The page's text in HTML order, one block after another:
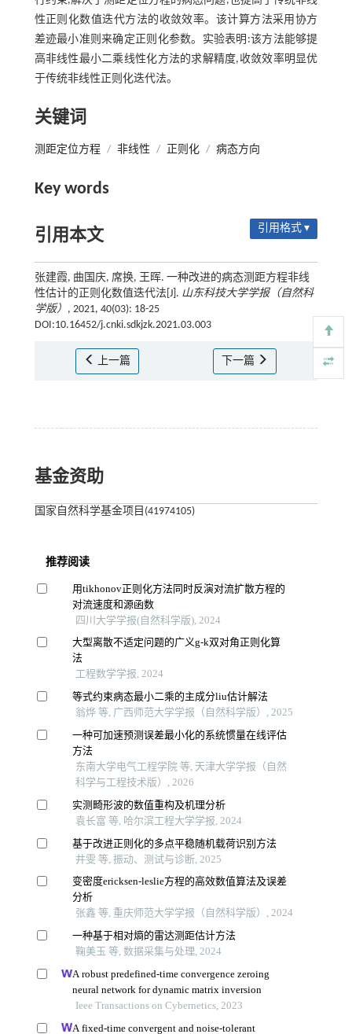
性正则化数值迭代方法的收敛效率。该计算方法采用协方
差迹最小准则来确定正则化参数。实验表明:该方法能够提
高非线性最小二乘线性化方法的求解精度,收敛效率明显优
于传统非线性正则化迭代法。
关键词
测距定位方程 / 非线性 / 正则化 / 病态方向
Key words
引用本文 引用格式 ▾
张建霞, 曲国庆, 席换, 王晖. 一种改进的病态测距方程非线
性估计的正则化数值迭代法[J]. 山东科技大学学报（自然科
学版） , 2021, 40(03): 18-25
DOI:10.16452/j.cnki.sdkjzk.2021.03.003
上一篇 下一篇
基金资助
国家自然科学基金项目(41974105)